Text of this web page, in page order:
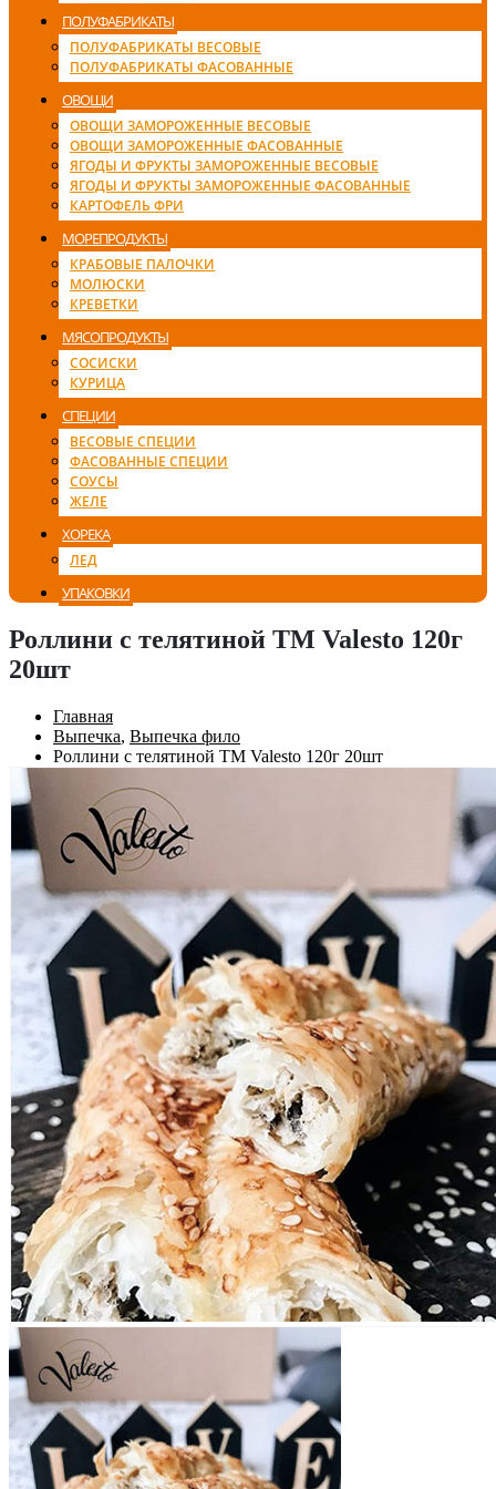
ПОЛУФАБРИКАТЫ
ПОЛУФАБРИКАТЫ ВЕСОВЫЕ
ПОЛУФАБРИКАТЫ ФАСОВАННЫЕ
ОВОЩИ
ОВОЩИ ЗАМОРОЖЕННЫЕ ВЕСОВЫЕ
ОВОЩИ ЗАМОРОЖЕННЫЕ ФАСОВАННЫЕ
ЯГОДЫ И ФРУКТЫ ЗАМОРОЖЕННЫЕ ВЕСОВЫЕ
ЯГОДЫ И ФРУКТЫ ЗАМОРОЖЕННЫЕ ФАСОВАННЫЕ
КАРТОФЕЛЬ ФРИ
МОРЕПРОДУКТЫ
КРАБОВЫЕ ПАЛОЧКИ
МОЛЮСКИ
КРЕВЕТКИ
МЯСОПРОДУКТЫ
СОСИСКИ
КУРИЦА
СПЕЦИИ
ВЕСОВЫЕ СПЕЦИИ
ФАСОВАННЫЕ СПЕЦИИ
СОУСЫ
ЖЕЛЕ
ХОРЕКА
ЛЕД
УПАКОВКИ
Роллини с телятиной TM Valesto 120г
20шт
Главная
Выпечка, Выпечка фило
Роллини с телятиной TM Valesto 120г 20шт